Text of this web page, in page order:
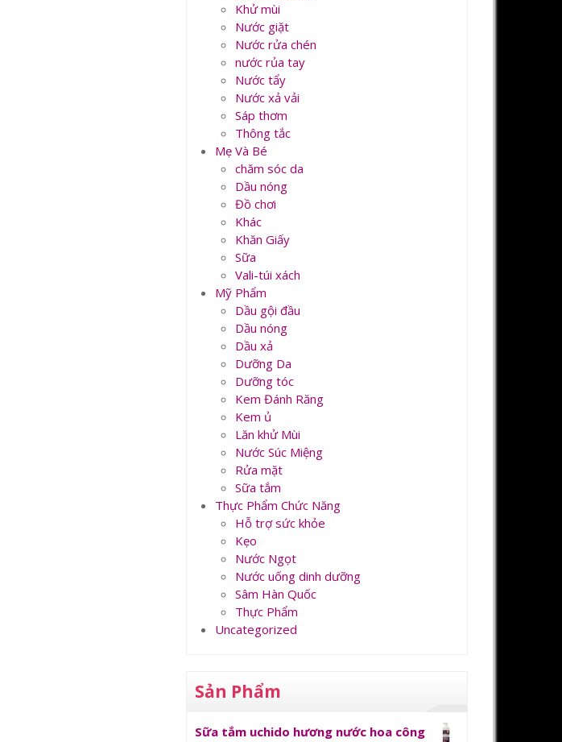
Khử mùi
Nước giặt
Nước rửa chén
nước rủa tay
Nước tẩy
Nước xả vải
Sáp thơm
Thông tắc
Mẹ Và Bé
chăm sóc da
Dầu nóng
Đồ chơi
Khác
Khăn Giấy
Sữa
Vali-túi xách
Mỹ Phẩm
Dầu gội đầu
Dầu nóng
Dầu xả
Dưỡng Da
Dưỡng tóc
Kem Đánh Răng
Kem ủ
Lăn khử Mùi
Nước Súc Miệng
Rửa mặt
Sữa tắm
Thực Phẩm Chức Năng
Hỗ trợ sức khỏe
Kẹo
Nước Ngọt
Nước uống dinh dưỡng
Sâm Hàn Quốc
Thực Phẩm
Uncategorized
Sản Phẩm
Sữa tắm uchido hương nước hoa công